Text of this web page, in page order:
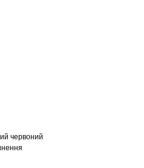
червоний